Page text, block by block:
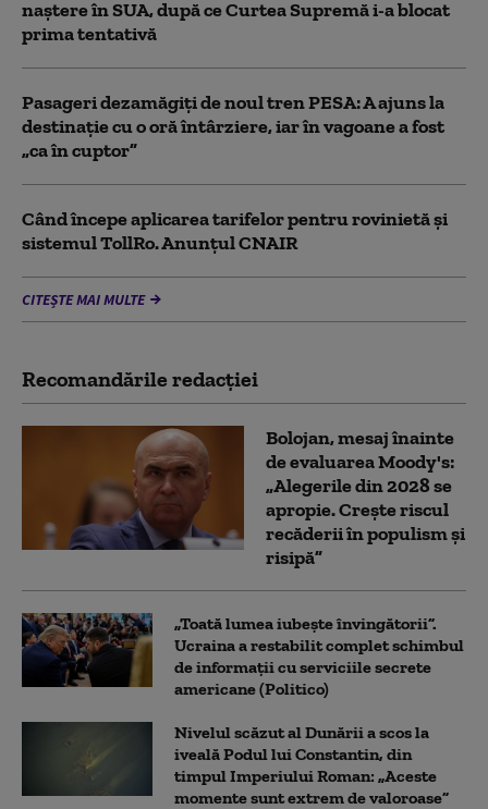
naștere în SUA, după ce Curtea Supremă i-a blocat
prima tentativă
Pasageri dezamăgiți de noul tren PESA: A ajuns la
destinație cu o oră întârziere, iar în vagoane a fost
„ca în cuptor”
Când începe aplicarea tarifelor pentru rovinietă şi
sistemul TollRo. Anunțul CNAIR
CITEȘTE MAI MULTE
Recomandările redacţiei
Bolojan, mesaj înainte
de evaluarea Moody's:
„Alegerile din 2028 se
apropie. Crește riscul
recăderii în populism și
risipă”
„Toată lumea iubește învingătorii”.
Ucraina a restabilit complet schimbul
de informații cu serviciile secrete
americane (Politico)
Nivelul scăzut al Dunării a scos la
iveală Podul lui Constantin, din
timpul Imperiului Roman: „Aceste
momente sunt extrem de valoroase”